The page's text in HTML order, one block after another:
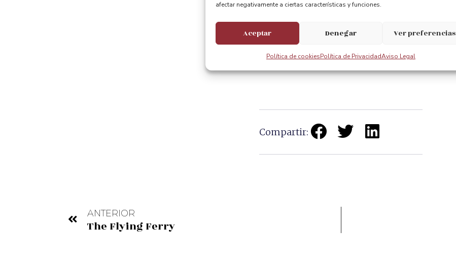
afectar negativamente a ciertas características y funciones.
Aceptar Denegar Ver preferencias
Política de cookiesPolítica de PrivacidadAviso Legal
Compartir:
ANTERIOR
The Flying Ferry